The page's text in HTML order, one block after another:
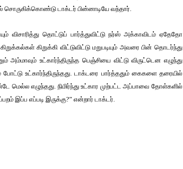
டாக்டர் பின்னாடியே வந்தார்.
தொட்டுப் பார்த்துவிட்டு நர்ஸ் அக்காவிடம் ஏதேதோ
கிறுக்கி விட்டுவிட்டு மறுபடியும் அவரை பின் தொடர்ந்து
அம்மாவும் உட்கார்ந்திருந்த பெஞ்சியை விட்டு விருட்டென எழுந்து
உட்கார்ந்திருந்தது. டாக்டரை பார்த்ததும் கைகளை தரையில்
எழுந்தது. நிமிர்ந்து உட்கார முற்பட்ட அப்பாவை தோள்களில்
இப்ப எப்படி இருக்கு?” என்றார் டாக்டர்.